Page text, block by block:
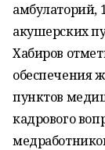
амбулаторий,
акушерских
Хабиров
обеспечения
пунктов
кадрового